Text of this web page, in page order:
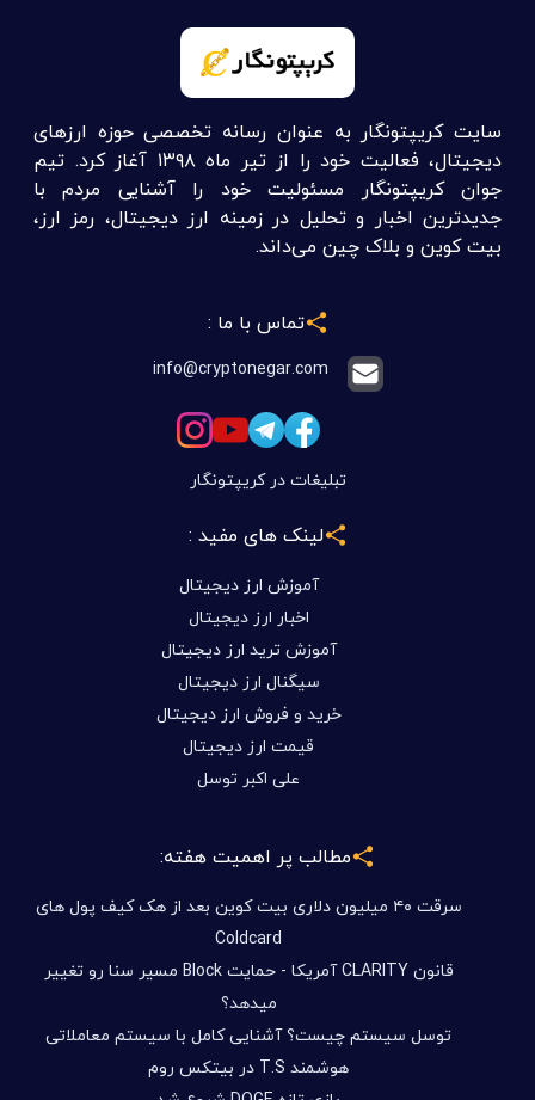
سایت کریپتونگار به عنوان رسانه تخصصی حوزه ارزهای
دیجیتال، فعالیت خود را از تیر ماه ۱۳۹۸ آغاز کرد. تیم
جوان کریپتونگار مسئولیت خود را آشنایی مردم با
جدیدترین اخبار و تحلیل در زمینه ارز دیجیتال، رمز ارز،
بیت کوین و بلاک چین می‌داند.
تماس با ما :
info@cryptonegar.com
تبلیغات در کریپتونگار
لینک های مفید :
آموزش ارز دیجیتال
اخبار ارز دیجیتال
آموزش ترید ارز دیجیتال
سیگنال ارز دیجیتال
خرید و فروش ارز دیجیتال
قیمت ارز دیجیتال
علی اکبر توسل
مطالب پر اهمیت هفته:
سرقت ۴۰ میلیون دلاری بیت کوین بعد از هک کیف پول های
Coldcard
قانون CLARITY آمریکا - حمایت Block مسیر سنا رو تغییر
میدهد؟
توسل سیستم چیست؟ آشنایی کامل با سیستم معاملاتی
هوشمند T.S در بیتکس روم